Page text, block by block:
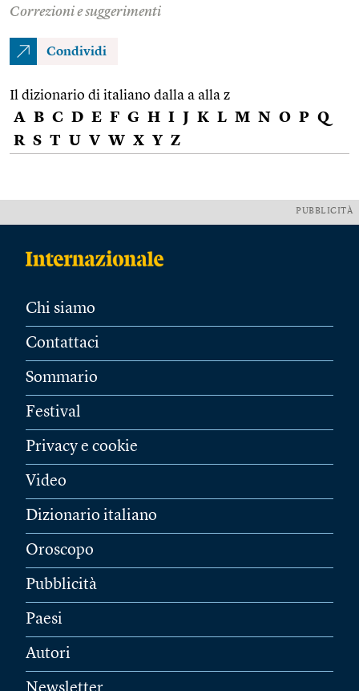
Correzioni e suggerimenti
Condividi
Il dizionario di italiano dalla a alla z
A B C D E F G H I J K L M N O P Q
R S T U V W X Y Z
PUBBLICITÀ
Chi siamo
Contattaci
Sommario
Festival
Privacy e cookie
Video
Dizionario italiano
Oroscopo
Pubblicità
Paesi
Autori